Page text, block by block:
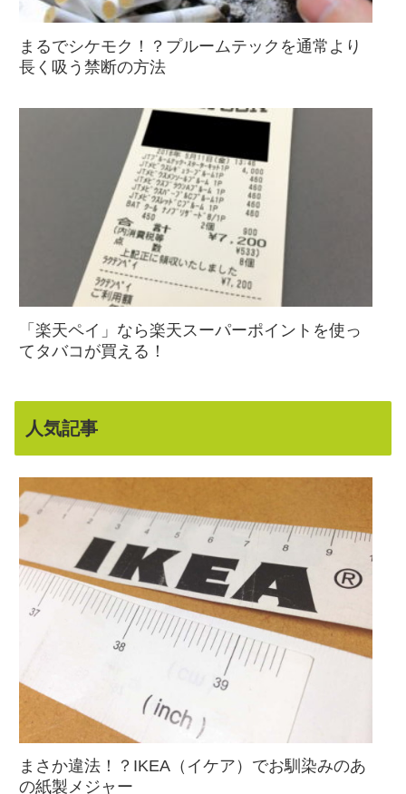
まるでシケモク！？プルームテックを通常より
長く吸う禁断の方法
「楽天ペイ」なら楽天スーパーポイントを使っ
てタバコが買える！
人気記事
まさか違法！？IKEA（イケア）でお馴染みのあ
の紙製メジャー